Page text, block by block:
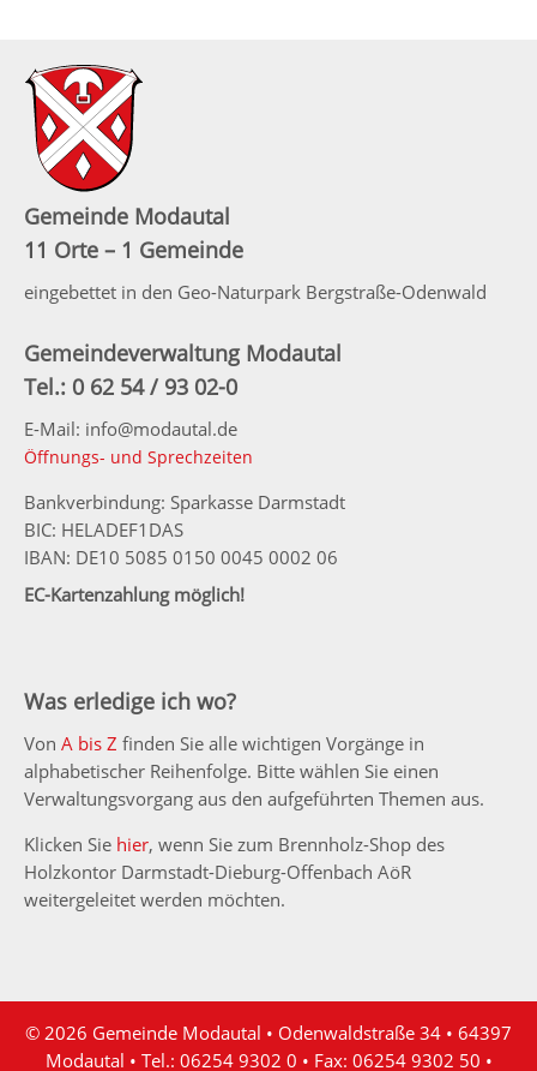
Gemeinde Modautal
11 Orte – 1 Gemeinde
eingebettet in den Geo-Naturpark Bergstraße-Odenwald
Gemeindeverwaltung Modautal
Tel.: 0 62 54 / 93 02-0
E-Mail: info@modautal.de
Öffnungs- und Sprechzeiten
Bankverbindung: Sparkasse Darmstadt
BIC: HELADEF1DAS
IBAN: DE10 5085 0150 0045 0002 06
EC-Kartenzahlung möglich!
Was erledige ich wo?
Von A bis Z finden Sie alle wichtigen Vorgänge in
alphabetischer Reihenfolge. Bitte wählen Sie einen
Verwaltungsvorgang aus den aufgeführten Themen aus.
Klicken Sie hier, wenn Sie zum Brennholz-Shop des
Holzkontor Darmstadt-Dieburg-Offenbach AöR
weitergeleitet werden möchten.
© 2026 Gemeinde Modautal • Odenwaldstraße 34 • 64397
Modautal • Tel.: 06254 9302 0 • Fax: 06254 9302 50 •